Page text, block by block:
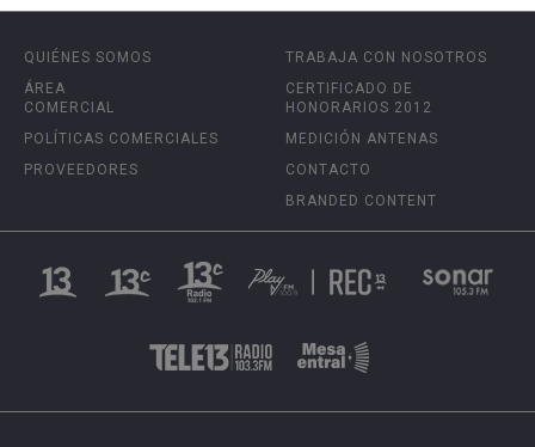
QUIÉNES SOMOS
ÁREA
COMERCIAL
POLÍTICAS COMERCIALES
PROVEEDORES
TRABAJA CON NOSOTROS
CERTIFICADO DE
HONORARIOS 2012
MEDICIÓN ANTENAS
CONTACTO
BRANDED CONTENT